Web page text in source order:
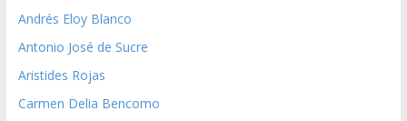
Andrés Eloy Blanco
Antonio José de Sucre
Aristides Rojas
Carmen Delia Bencomo